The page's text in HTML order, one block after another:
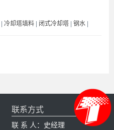
| 冷却塔填料 | 闭式冷却塔 | 钢水 |
联系方式
联 系 人：史经理